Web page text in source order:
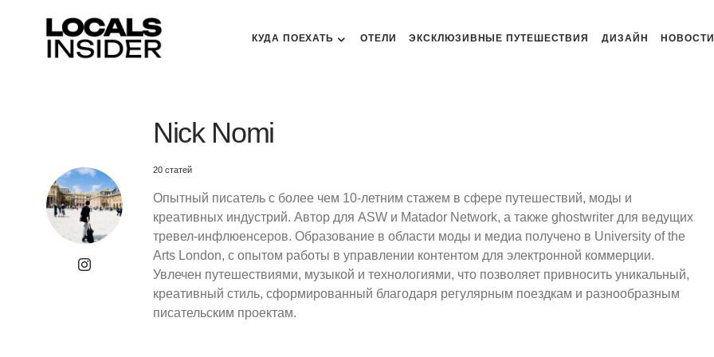
КУДА ПОЕХАТЬ ОТЕЛИ ЭКСКЛЮЗИВНЫЕ ПУТЕШЕСТВИЯ ДИЗАЙН НОВОСТИ
Nick Nomi
20 статей
Опытный писатель с более чем 10-летним стажем в сфере путешествий, моды и
креативных индустрий. Автор для ASW и Matador Network, а также ghostwriter для ведущих
тревел-инфлюенсеров. Образование в области моды и медиа получено в University of the
Arts London, с опытом работы в управлении контентом для электронной коммерции.
Увлечен путешествиями, музыкой и технологиями, что позволяет привносить уникальный,
креативный стиль, сформированный благодаря регулярным поездкам и разнообразным
писательским проектам.